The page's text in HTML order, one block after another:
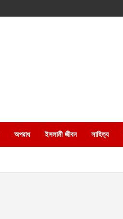
অপরাধ ইসলামী জীবন সাহিত্য